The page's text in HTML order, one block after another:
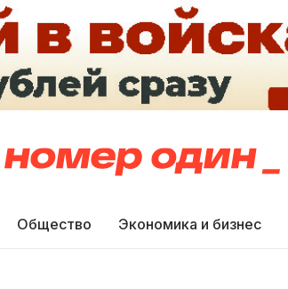
Общество Экономика и бизнес